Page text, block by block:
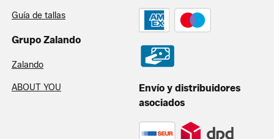
Guía de tallas
Grupo Zalando
Zalando
ABOUT YOU
Envío y distribuidores
asociados